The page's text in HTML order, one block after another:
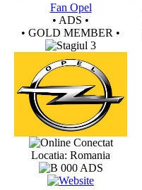
Fan Opel
• ADS •
• GOLD MEMBER •
Conectat
Locatia: Romania